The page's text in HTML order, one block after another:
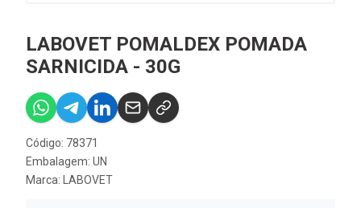
LABOVET POMALDEX POMADA
SARNICIDA - 30G
Código: 78371
Embalagem: UN
Marca:
LABOVET